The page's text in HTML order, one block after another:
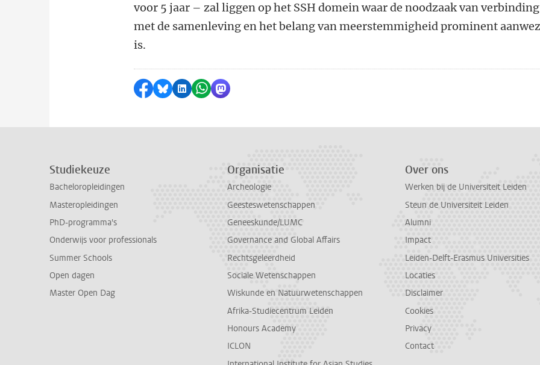
voor 5 jaar – zal liggen op het SSH domein waar de noodzaak van verbinding
met de samenleving en het belang van meerstemmigheid prominent
is.
Delen op Facebook
Delen via Bluesky
Delen op LinkedIn
Delen via WhatsApp
Delen via Mastodon
Studiekeuze
Bacheloropleidingen
Masteropleidingen
PhD-programma's
Onderwijs voor professionals
Summer Schools
Open dagen
Master Open Dag
Organisatie
Archeologie
Geesteswetenschappen
Geneeskunde/LUMC
Governance and Global Affairs
Rechtsgeleerdheid
Sociale Wetenschappen
Wiskunde en Natuurwetenschappen
Afrika-Studiecentrum Leiden
Honours Academy
ICLON
Over ons
Werken bij de Universiteit Leiden
Steun de Universiteit Leiden
Alumni
Impact
Leiden-Delft-Erasmus Universities
Locaties
Disclaimer
Cookies
Privacy
Contact